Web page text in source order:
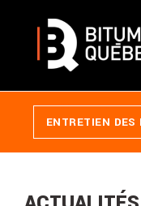
PANIER
ENTRETIEN DES